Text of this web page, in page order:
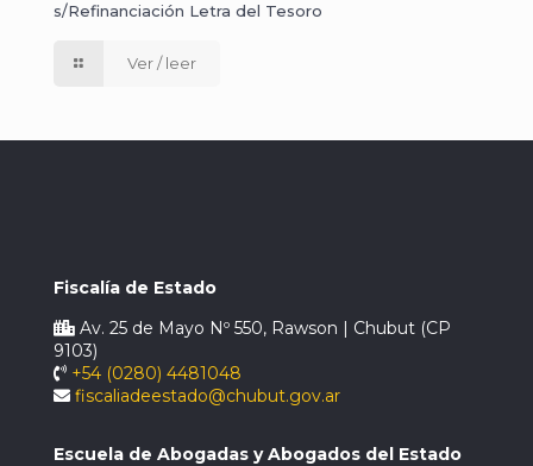
s/Refinanciación Letra del Tesoro
Ver / leer
Fiscalía de Estado
Av. 25 de Mayo Nº 550, Rawson | Chubut (CP
9103)
+54 (0280) 4481048
fiscaliadeestado@chubut.gov.ar
Escuela de Abogadas y Abogados del Estado